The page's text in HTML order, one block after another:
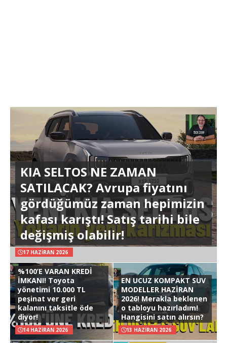
KIA SELTOS NE ZAMAN
SATILACAK? Avrupa fiyatını
gördüğümüz zaman hepimizin
kafası karıştı! Satış tarihi bile
değişmiş olabilir!
17 HAZIRAN 2026
%100’E VARAN KREDİ
İMKANI! Toyota
yönetimi 10.000 TL
peşinat ver geri
kalanını taksitle öde
diyor!
14 HAZIRAN 2026
EN UCUZ KOMPAKT SUV
MODELLER HAZİRAN
2026! Merakla beklenen
o tabloyu hazırladım!
Hangisini satın alırsın?
13 HAZIRAN 2026